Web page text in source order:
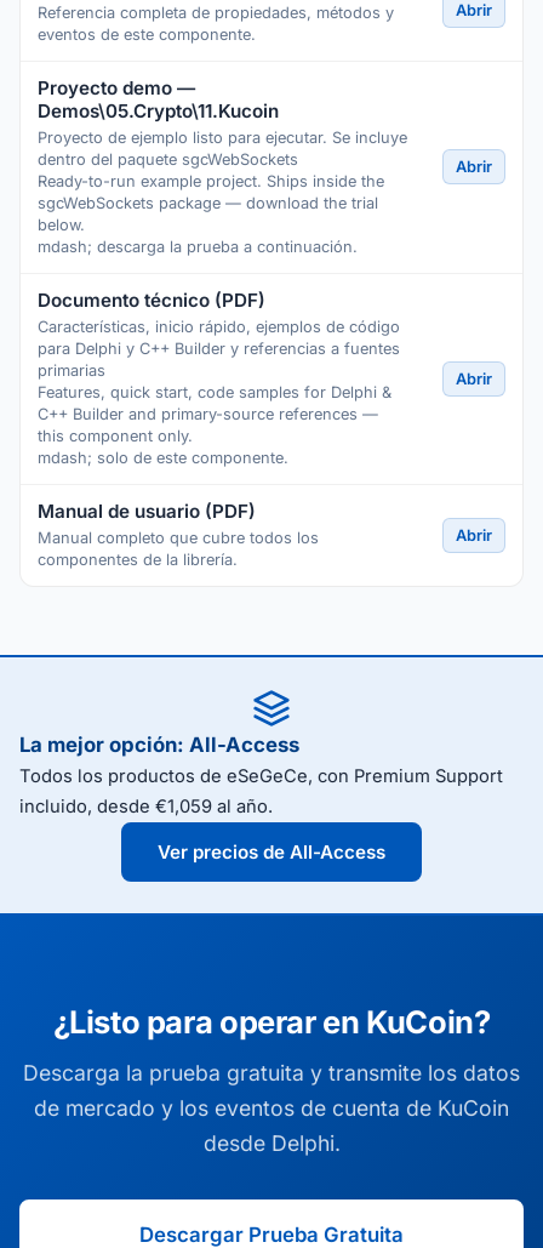
Referencia completa de propiedades, métodos y
eventos de este componente.
Abrir
Proyecto demo —
Demos\05.Crypto\11.Kucoin
Proyecto de ejemplo listo para ejecutar. Se incluye
dentro del paquete sgcWebSockets
Ready-to-run example project. Ships inside the
sgcWebSockets package — download the trial
below.
mdash; descarga la prueba a continuación.
Abrir
Documento técnico (PDF)
Características, inicio rápido, ejemplos de código
para Delphi y C++ Builder y referencias a fuentes
primarias
Features, quick start, code samples for Delphi &
C++ Builder and primary-source references —
this component only.
mdash; solo de este componente.
Abrir
Manual de usuario (PDF)
Manual completo que cubre todos los
componentes de la librería.
Abrir
La mejor opción: All-Access
Todos los productos de eSeGeCe, con Premium Support
incluido, desde €1,059 al año.
Ver precios de All-Access
¿Listo para operar en KuCoin?
Descarga la prueba gratuita y transmite los datos
de mercado y los eventos de cuenta de KuCoin
desde Delphi.
Descargar Prueba Gratuita